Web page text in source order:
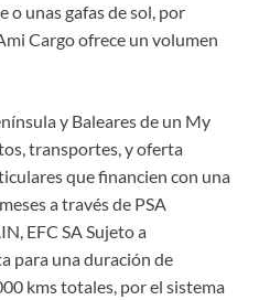
o unas gafas de sol, por
Cargo ofrece un volumen
y Baleares de un My
transportes, y oferta
que financien con una
a través de PSA
EFC SA Sujeto a
para una duración de
kms totales, por el sistema